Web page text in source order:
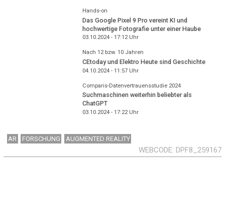
Hands-on
Das Google Pixel 9 Pro vereint KI und
hochwertige Fotografie unter einer Haube
03.10.2024 - 17:12Uhr
Nach 12 bzw. 10 Jahren
CEtoday und Elektro Heute sind Geschichte
04.10.2024 - 11:57Uhr
Comparis-Datenvertrauensstudie 2024
Suchmaschinen weiterhin beliebter als
ChatGPT
03.10.2024 - 17:22Uhr
AR FORSCHUNG AUGMENTED REALITY
WEBCODE DPF8_259167